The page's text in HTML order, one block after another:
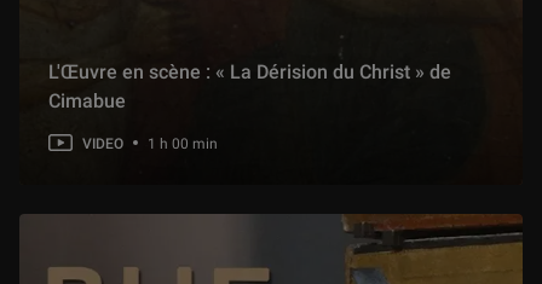
L'Œuvre en scène : « La Dérision du Christ » de
Cimabue
VIDEO 1 h 00 min